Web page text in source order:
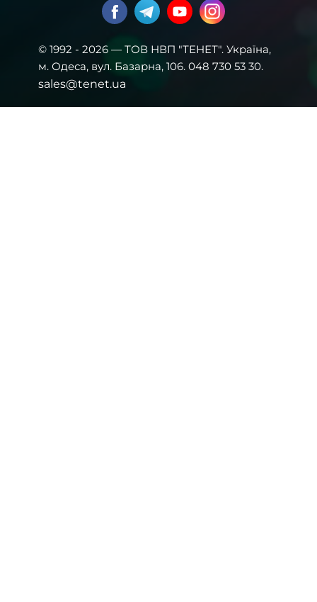
© 1992 - 2026 — ТОВ НВП "ТЕНЕТ". Українa,
м. Одеса, вул. Базарна, 106. 048 730 53 30.
sales@tenet.ua